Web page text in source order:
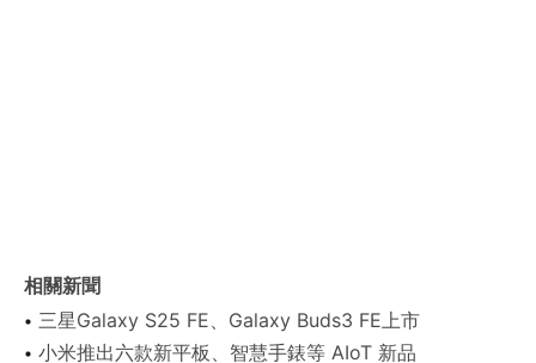
相關新聞
三星Galaxy S25 FE、Galaxy Buds3 FE上市
小米推出六款新平板、智慧手錶等 AIoT 新品